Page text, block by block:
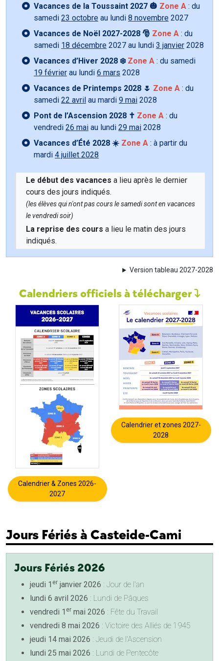
Vacances de la Toussaint 2027 🎃 Zone A : du
samedi 23 octobre au lundi 8 novembre 2027
Vacances de Noël 2027-2028 🎅 Zone A : du
samedi 18 décembre 2027 au lundi 3 janvier 2028
Vacances d’Hiver 2028 ❄️ Zone A : du samedi
19 février au lundi 6 mars 2028
Vacances de Printemps 2028 🌷 Zone A : du
samedi 22 avril au mardi 9 mai 2028
Pont de l’Ascension 2028 ✝️ Zone A : du
vendredi 26 mai au lundi 29 mai 2028
Vacances d’Été 2028 ☀️ Zone A : à partir du
mardi 4 juillet 2028
Le début des vacances a lieu après le dernier
cours des jours indiqués.
(les élèves qui n'ont pas cours le samedi sont en vacances
le vendredi soir)
La reprise des cours a lieu le matin des jours
indiqués.
Version tableau 2027-2028
Calendriers officiels à télécharger
Calendrier & Zones 2026-
2027
Calendrier et zones 2027-
2028
Jours Fériés à Casteide-Cami
Jours Fériés 2026
jeudi 1 er janvier 2026 : Jour de l'an
lundi 6 avril 2026 : Lundi de Pâques
vendredi 1 er mai 2026 : Fête du Travail
vendredi 8 mai 2026 : Victoire des Alliés de 1945
jeudi 14 mai 2026 : Jeudi de l'Ascension
lundi 25 mai 2026 : Lundi de Pentecôte